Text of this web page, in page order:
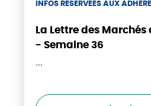
INFOS RÉSERVÉES AUX
La Lettre des
- Semaine 36
...